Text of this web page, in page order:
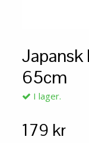
65cm
I lager.
179 kr